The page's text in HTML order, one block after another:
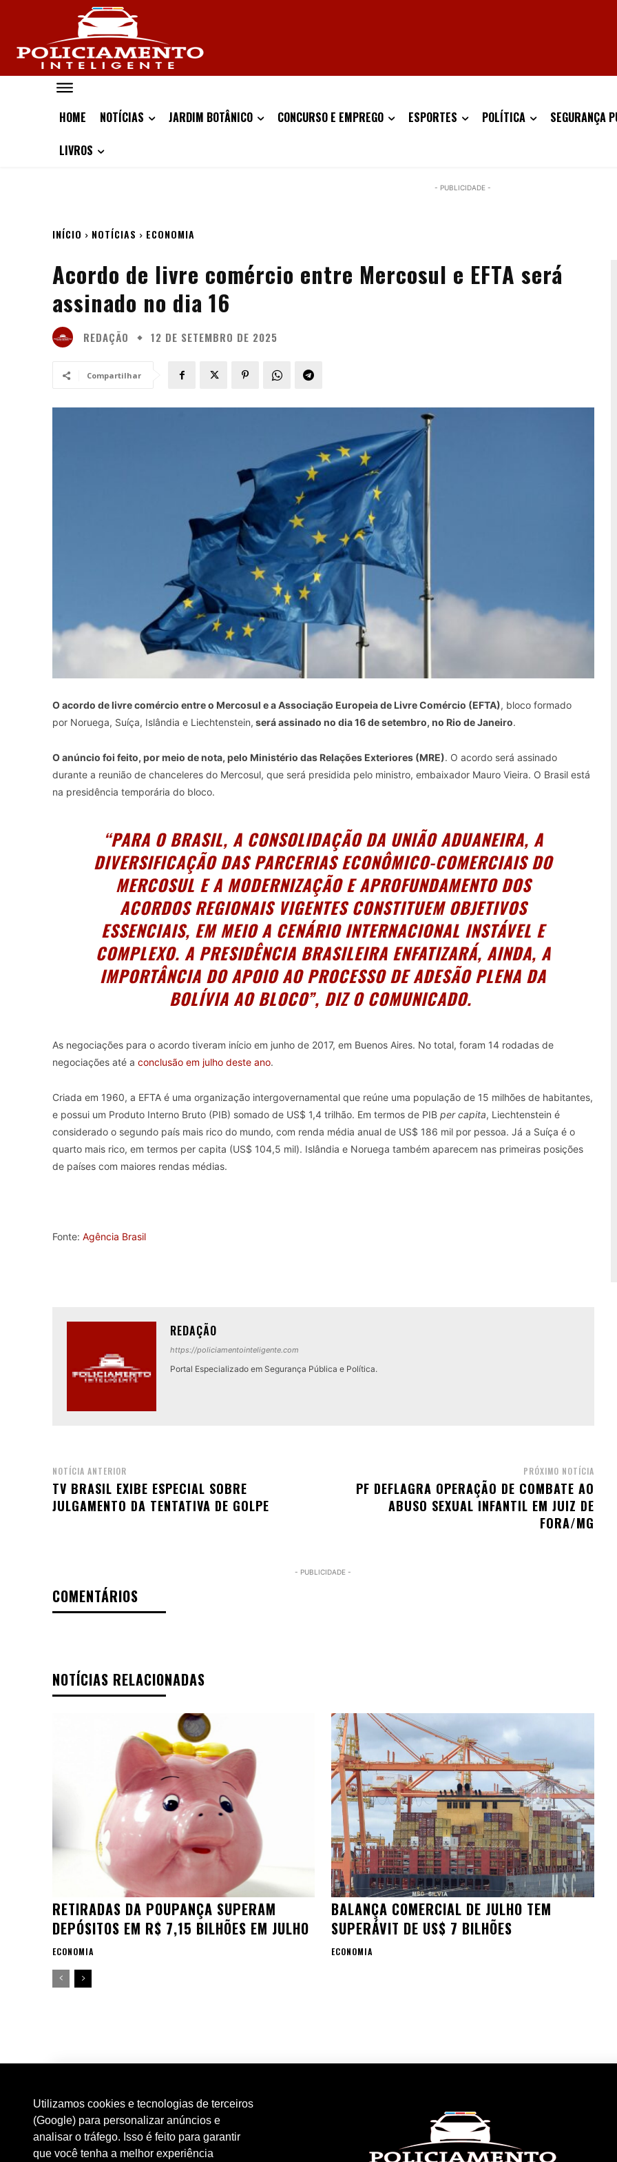
Utilizamos cookies e tecnologias de terceiros
(Google) para personalizar anúncios e
analisar o tráfego. Isso é feito para garantir
que você tenha a melhor experiência
HOME NOTÍCIAS JARDIM BOTÂNICO CONCURSO E EMPREGO ESPORTES POLÍTICA SEGURANÇA
LIVROS
- PUBLICIDADE -
INÍCIO NOTÍCIAS ECONOMIA
Acordo de livre comércio entre Mercosul e EFTA será
assinado no dia 16
REDAÇÃO 12 DE SETEMBRO DE 2025
Compartilhar
O acordo de livre comércio entre o Mercosul e a Associação Europeia de Livre Comércio (EFTA), bloco formado
por Noruega, Suíça, Islândia e Liechtenstein, será assinado no dia 16 de setembro, no Rio de Janeiro.
O anúncio foi feito, por meio de nota, pelo Ministério das Relações Exteriores (MRE). O acordo será assinado
durante a reunião de chanceleres do Mercosul, que será presidida pelo ministro, embaixador Mauro Vieira. O Brasil está
na presidência temporária do bloco.
“PARA O BRASIL, A CONSOLIDAÇÃO DA UNIÃO ADUANEIRA, A
DIVERSIFICAÇÃO DAS PARCERIAS ECONÔMICO-COMERCIAIS DO
MERCOSUL E A MODERNIZAÇÃO E APROFUNDAMENTO DOS
ACORDOS REGIONAIS VIGENTES CONSTITUEM OBJETIVOS
ESSENCIAIS, EM MEIO A CENÁRIO INTERNACIONAL INSTÁVEL E
COMPLEXO. A PRESIDÊNCIA BRASILEIRA ENFATIZARÁ, AINDA, A
IMPORTÂNCIA DO APOIO AO PROCESSO DE ADESÃO PLENA DA
BOLÍVIA AO BLOCO”, DIZ O COMUNICADO.
As negociações para o acordo tiveram início em junho de 2017, em Buenos Aires. No total, foram 14 rodadas de
negociações até a conclusão em julho deste ano.
Criada em 1960, a EFTA é uma organização intergovernamental que reúne uma população de 15 milhões de habitantes,
e possui um Produto Interno Bruto (PIB) somado de US$ 1,4 trilhão. Em termos de PIB per capita, Liechtenstein é
considerado o segundo país mais rico do mundo, com renda média anual de US$ 186 mil por pessoa. Já a Suíça é o
quarto mais rico, em termos per capita (US$ 104,5 mil). Islândia e Noruega também aparecem nas primeiras posições
de países com maiores rendas médias.
Fonte: Agência Brasil
REDAÇÃO
https://policiamentointeligente.com
Portal Especializado em Segurança Pública e Política.
NOTÍCIA ANTERIOR
TV BRASIL EXIBE ESPECIAL SOBRE
JULGAMENTO DA TENTATIVA DE GOLPE
PRÓXIMO NOTÍCIA
PF DEFLAGRA OPERAÇÃO DE COMBATE AO
ABUSO SEXUAL INFANTIL EM JUIZ DE
FORA/MG
- PUBLICIDADE -
COMENTÁRIOS
NOTÍCIAS RELACIONADAS
RETIRADAS DA POUPANÇA SUPERAM
DEPÓSITOS EM R$ 7,15 BILHÕES EM JULHO
ECONOMIA
BALANÇA COMERCIAL DE JULHO TEM
SUPERÁVIT DE US$ 7 BILHÕES
ECONOMIA